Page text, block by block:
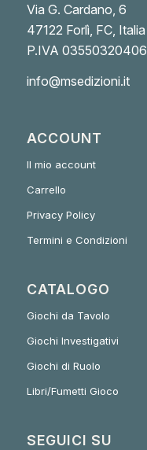
Via G. Cardano, 6
47122 Forlì, FC, Italia
P.IVA 03550320406
info@msedizioni.it
ACCOUNT
Il mio account
Carrello
Privacy Policy
Termini e Condizioni
CATALOGO
Giochi da Tavolo
Giochi Investigativi
Giochi di Ruolo
Libri/Fumetti Gioco
SEGUICI SU